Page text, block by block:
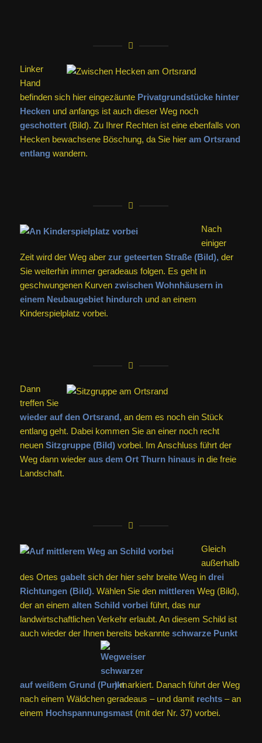
Linker
Hand
befinden sich hier eingezäunte Privatgrundstücke hinter
Heckenund anfangs ist auch dieser Weg noch
geschottert(Bild). Zu Ihrer Rechten ist eine ebenfalls von
Hecken bewachsene Böschung, da Sie hier am Ortsrand
entlang wandern.
Nach
einiger
Zeit wird der Weg aber zur geteerten Straße (Bild),der
Sie weiterhin immer geradeaus folgen. Es geht in
geschwungenen Kurven zwischen Wohnhäusern in
einem Neubaugebiet hindurchund an einem
Kinderspielplatz vorbei.
Dann
treffen Sie
wieder auf den Ortsrand,an dem es noch ein Stück
entlang geht. Dabei kommen Sie an einer noch recht
neuen Sitzgruppe (Bild)vorbei. Im Anschluss führt der
Weg dann wieder aus dem Ort Thurn hinausin die freie
Landschaft.
Gleich
außerhalb
des Ortes gabeltsich der hier sehr breite Weg in drei
Richtungen (Bild). Wählen Sie den mittlerenWeg (Bild),
der an einem alten Schild vorbei führt, das nur
landwirtschaftlichen Verkehr erlaubt. An diesem Schild ist
auch wieder der Ihnen bereits bekannte schwarze Punkt
auf weißem Grund ( )markiert. Danach führt der Weg
nach einem Wäldchen geradeaus – und damit rechts– an
einem Hochspannungsmast(mit der Nr. 37) vorbei.